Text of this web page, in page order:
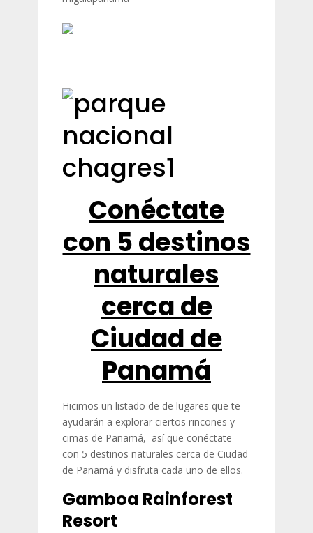
Conéctate
con 5 destinos
naturales
cerca de
Ciudad de
Panamá
Hicimos un listado de de lugares que te
ayudarán a explorar ciertos rincones y
cimas de Panamá, así que conéctate
con 5 destinos naturales cerca de Ciudad
de Panamá y disfruta cada uno de ellos.
Gamboa Rainforest
Resort